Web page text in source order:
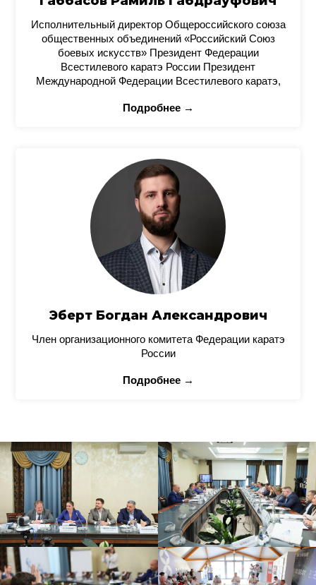
Исполнительный директор Общероссийского союза
общественных объединений «Российский Союз
боевых искусств» Президент Федерации
Всестилевого каратэ России Президент
Международной Федерации Всестилевого каратэ,
Подробнее →
Эберт Богдан Александрович
Член организационного комитета Федерации каратэ
России
Подробнее →